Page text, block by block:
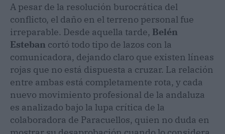
A pesar de la resolución burocrática del
conflicto, el daño en el terreno personal fue
irreparable. Desde aquella tarde, Belén
Esteban cortó todo tipo de lazos con la
comunicadora, dejando claro que existen líneas
rojas que no está dispuesta a cruzar. La relación
entre ambas está completamente rota, y cada
nuevo movimiento profesional de la andaluza
es analizado bajo la lupa crítica de la
colaboradora de Paracuellos, quien no duda en